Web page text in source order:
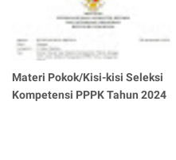
Materi Pokok/Kisi-kisi Seleksi
Kompetensi PPPK Tahun 2024